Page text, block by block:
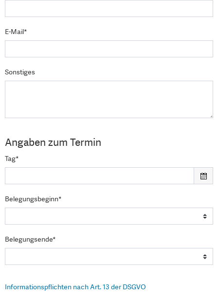
E-Mail*
Sonstiges
Angaben zum Termin
Tag*
Belegungsbeginn*
Belegungsende*
Informationspflichten nach Art. 13 der DSGVO